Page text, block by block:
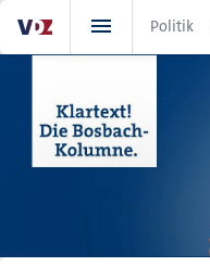
zum
Inhalt
Politik